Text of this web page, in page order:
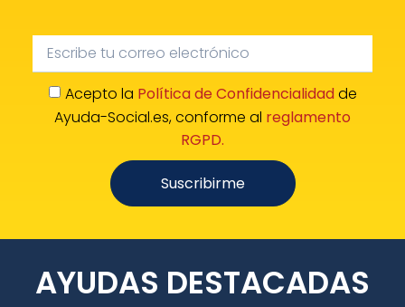
Acepto la Política de Confidencialidadde
Ayuda-Social.es, conforme al reglamento
RGPD.
Suscribirme
AYUDAS DESTACADAS